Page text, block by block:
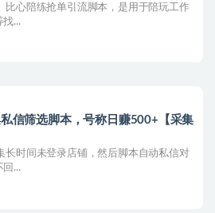
比心陪练抢单引流脚本，是用于陪玩工作
...
信筛选脚本，号称日赚500+【采集
长时间未登录店铺，然后脚本自动私信对
回...